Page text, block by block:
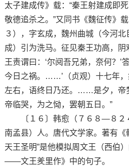
太子建成传》载：“秦王射建成即
敬德追杀之。”又同书《魏征传》
３），字玄成，魏州曲城（今河
成）引为洗马。征见秦王功高，阴
王责谓曰：‘尔阋吾兄弟，奈何？’
今日之祸。……’（贞观）十七年
左右，语终日乃还。……是夕，帝
帝临哭，为之恸，罢朝五日。”
〔１６〕韩愈（７６８—８２
南孟县）人。唐代文学家。著有《
天王圣明”是他模拟周文王（西伯
——文王羑里作》中的句子。